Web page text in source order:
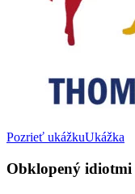
Pozrieť ukážkuUkážka
Obklopený idiotmi